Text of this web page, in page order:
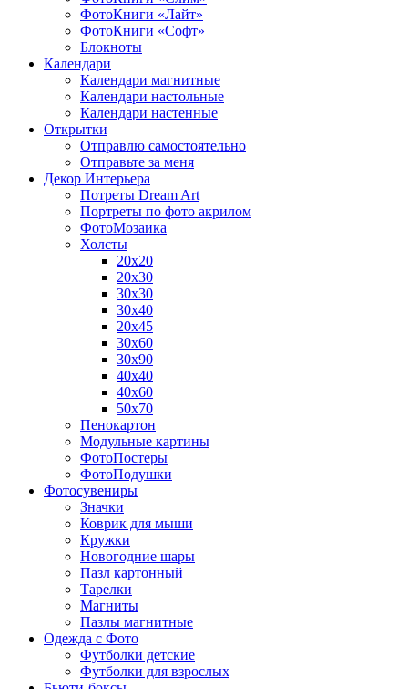
ФотоКниги «Лайт»
ФотоКниги «Софт»
Блокноты
Календари
Календари магнитные
Календари настольные
Календари настенные
Открытки
Отправлю самостоятельно
Отправьте за меня
Декор Интерьера
Потреты Dream Art
Портреты по фото акрилом
ФотоМозаика
Холсты
20х20
20х30
30х30
30х40
20х45
30х60
30х90
40х40
40х60
50х70
Пенокартон
Модульные картины
ФотоПостеры
ФотоПодушки
Фотоcувениры
Значки
Коврик для мыши
Кружки
Новогодние шары
Пазл картонный
Тарелки
Магниты
Пазлы магнитные
Одежда с Фото
Футболки детские
Футболки для взрослых